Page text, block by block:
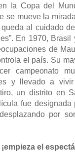
la Copa del
se mueve la
al cuidado
En 1970,
de
el país. Su
campeonato
y llevado a
un distrito en
fue
por
el